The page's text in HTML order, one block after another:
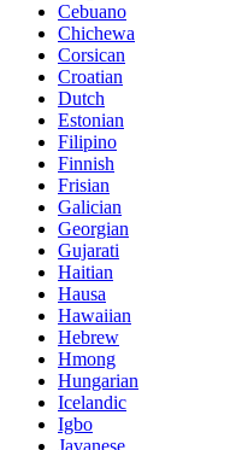
Cebuano
Chichewa
Corsican
Croatian
Dutch
Estonian
Filipino
Finnish
Frisian
Galician
Georgian
Gujarati
Haitian
Hausa
Hawaiian
Hebrew
Hmong
Hungarian
Icelandic
Igbo
Javanese